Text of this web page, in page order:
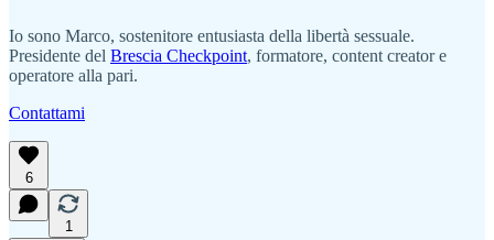
Io sono Marco, sostenitore entusiasta della libertà sessuale.
Presidente del Brescia Checkpoint, formatore, content creator e
operatore alla pari.
Contattami
6
1